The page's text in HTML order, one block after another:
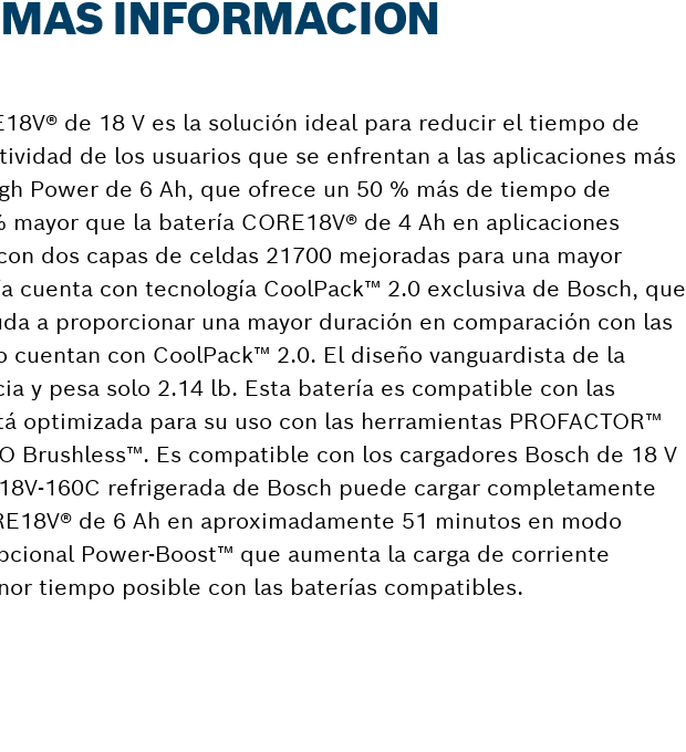
INFORMACIÓN
de 18 V es la solución ideal para reducir el tiempo de
de los usuarios que se enfrentan a las aplicaciones más
Power de 6 Ah, que ofrece un 50 % más de tiempo de
que la batería CORE18V® de 4 Ah en aplicaciones
dos capas de celdas 21700 mejoradas para una mayor
cuenta con tecnología CoolPack™ 2.0 exclusiva de Bosch, que
a proporcionar una mayor duración en comparación con las
cuentan con CoolPack™ 2.0. El diseño vanguardista de la
y pesa solo 2.14 lb. Esta batería es compatible con las
optimizada para su uso con las herramientas PROFACTOR™
Brushless™. Es compatible con los cargadores Bosch de 18 V
160C refrigerada de Bosch puede cargar completamente
de 6 Ah en aproximadamente 51 minutos en modo
Power-Boost™ que aumenta la carga de corriente
tiempo posible con las baterías compatibles.